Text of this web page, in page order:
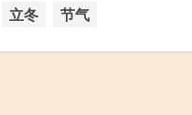
立冬 节气